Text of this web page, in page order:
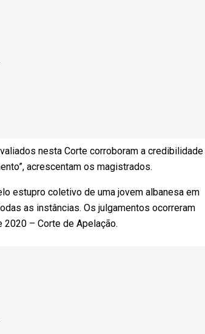
nesta Corte corroboram a credibilidade
acrescentam os magistrados.
estupro coletivo de uma jovem albanesa em
as instâncias. Os julgamentos ocorreram
– Corte de Apelação.